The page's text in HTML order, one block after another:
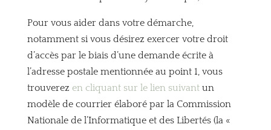
Pour vous aider dans votre démarche,
notamment si vous désirez exercer votre droit
d’accès par le biais d’une demande écrite à
l’adresse postale mentionnée au point 1, vous
trouverez en cliquant sur le lien suivantun
modèle de courrier élaboré par la Commission
Nationale de l’Informatique et des Libertés (la «